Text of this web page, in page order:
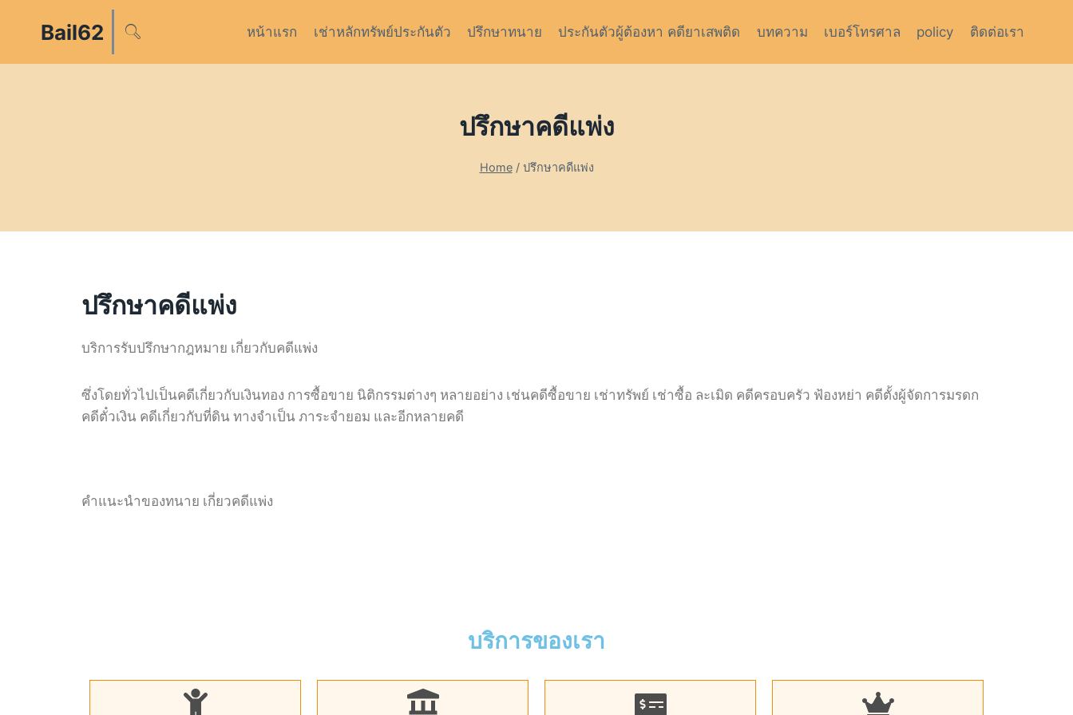
Bail62 หน้าแรก เช่าหลักทรัพย์ประกันตัว ปรึกษาทนาย ประกันตัวผู้ต้องหา คดียาเสพติด บทความ เบอร์โทรศาล policy ติดต่อเรา
ปรึกษาคดีแพ่ง
Home / ปรึกษาคดีแพ่ง
ปรึกษาคดีแพ่ง
บริการรับปรึกษากฎหมาย เกี่ยวกับคดีแพ่ง
ซึ่งโดยทั่วไปเป็นคดีเกี่ยวกับเงินทอง การซื้อขาย นิติกรรมต่างๆ หลายอย่าง เช่นคดีซื้อขาย เช่าทรัพย์ เช่าซื้อ ละเมิด คดีครอบครัว ฟ้องหย่า คดีตั้งผู้จัดการมรดก
คดีตั๋วเงิน คดีเกี่ยวกับที่ดิน ทางจำเป็น ภาระจำยอม และอีกหลายคดี
คำแนะนำของทนาย เกี่ยวคดีแพ่ง
บริการของเรา